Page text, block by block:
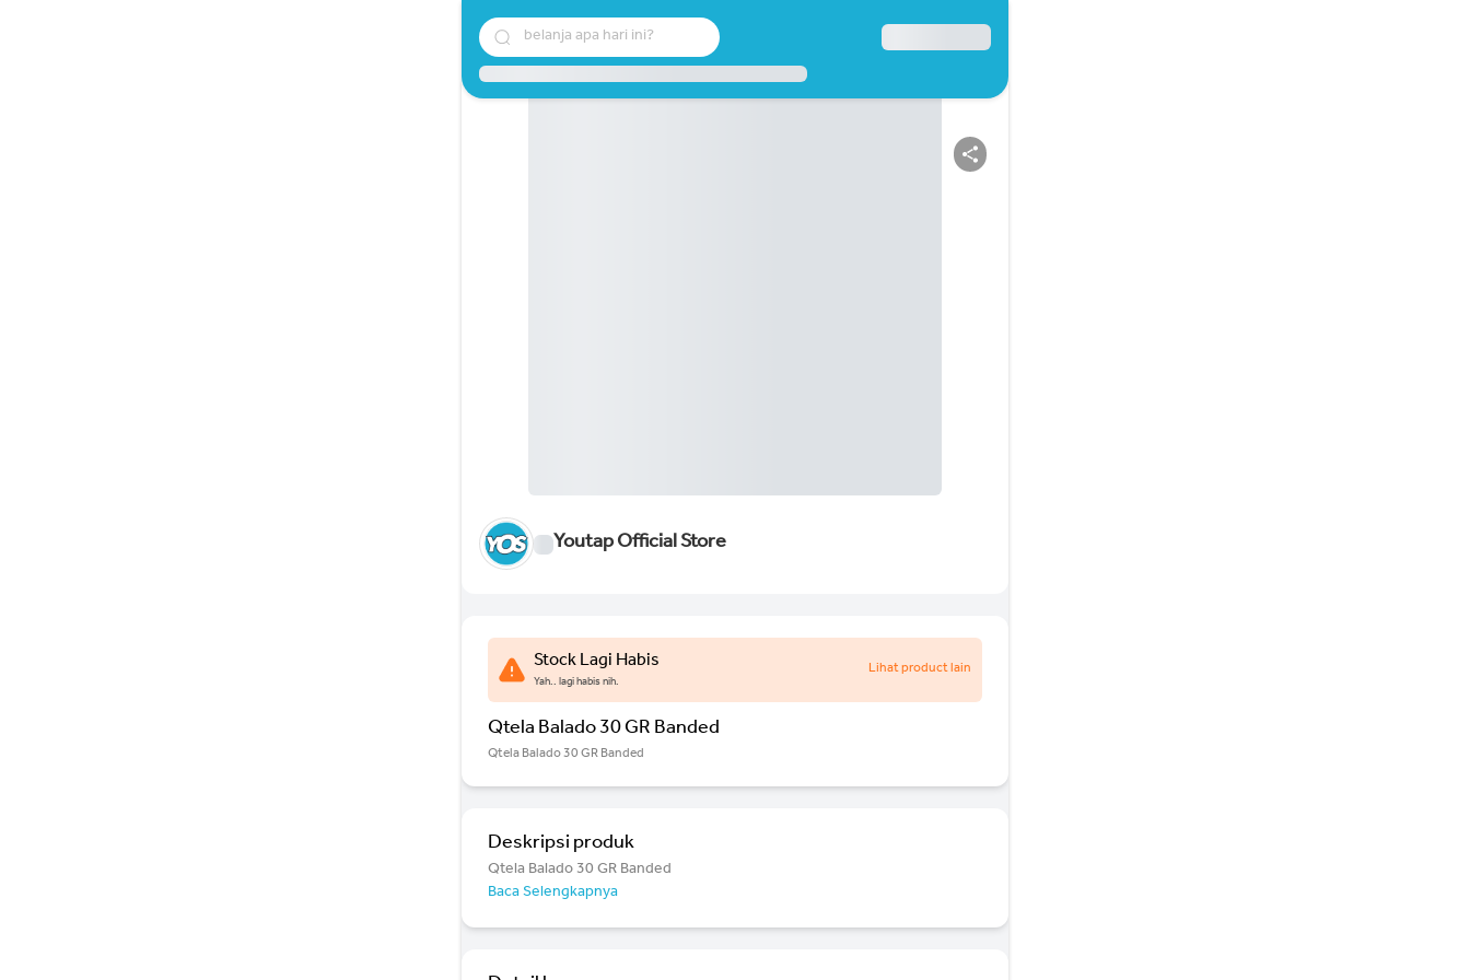
belanja apa hari ini?
Youtap Official Store
Stock Lagi Habis
Yah.. lagi habis nih.
Lihat product lain
Qtela Balado 30 GR Banded
Qtela Balado 30 GR Banded
Deskripsi produk
Qtela Balado 30 GR Banded
Baca Selengkapnya